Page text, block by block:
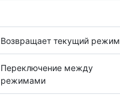
Возвращает текущий режим
Переключение между
режимами